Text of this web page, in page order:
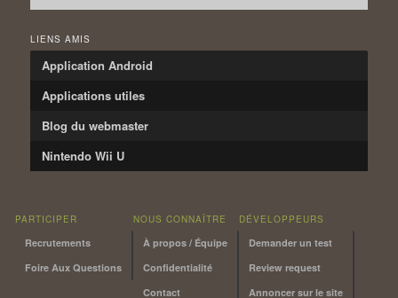
LIENS AMIS
Application Android
Applications utiles
Blog du webmaster
Nintendo Wii U
PARTICIPER
Recrutements
Foire Aux Questions
NOUS CONNAÎTRE
À propos / Équipe
Confidentialité
Contact
DÉVELOPPEURS
Demander un test
Review request
Annoncer sur le site